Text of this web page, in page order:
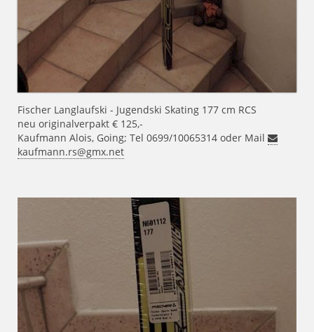
Fischer Langlaufski - Jugendski Skating 177 cm RCS
neu originalverpakt € 125,-
Kaufmann Alois, Going; Tel 0699/10065314 oder Mail
kaufmann.rs@gmx.net